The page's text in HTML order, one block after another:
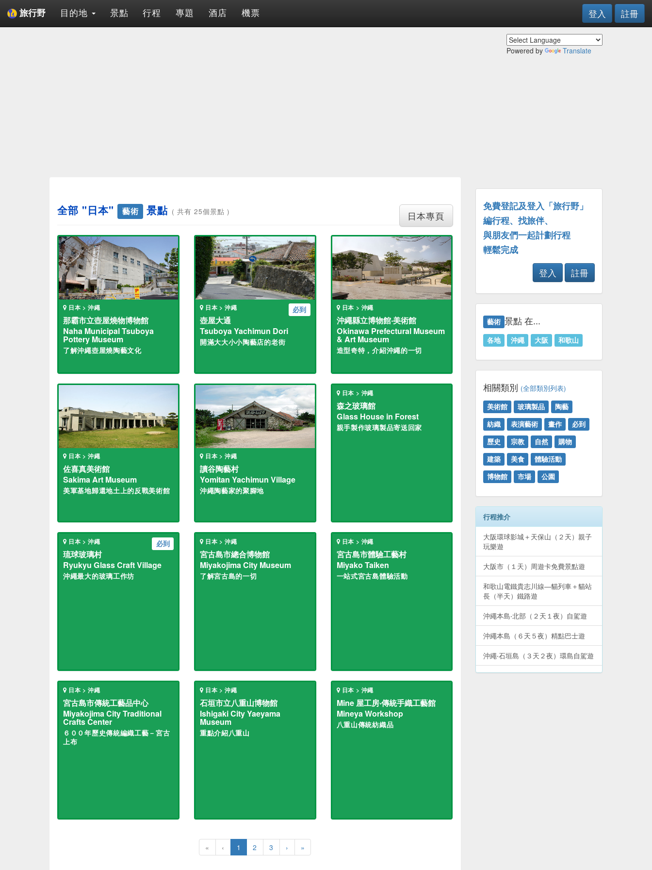
旅行野 目的地 景點 行程 專題 酒店 機票 登入 註冊
Powered by Translate
日本專頁
全部 "日本" 藝術 景點 ( 共有 25個景點 )
日本 > 沖繩
那霸市立壺屋燒物博物館
Naha Municipal Tsuboya
Pottery Museum
了解沖繩壺屋燒陶藝文化
必到
日本 > 沖繩
壺屋大通
Tsuboya Yachimun Dori
開滿大大小小陶藝店的老街
日本 > 沖繩
沖繩縣立博物館‧美術館
Okinawa Prefectural Museum
& Art Museum
造型奇特，介紹沖繩的一切
日本 > 沖繩
佐喜真美術館
Sakima Art Museum
美軍基地歸還地土上的反戰美術館
日本 > 沖繩
讀谷陶藝村
Yomitan Yachimun Village
沖繩陶藝家的聚腳地
日本 > 沖繩
森之玻璃館
Glass House in Forest
親手製作玻璃製品寄送回家
必到
日本 > 沖繩
琉球玻璃村
Ryukyu Glass Craft Village
沖繩最大的玻璃工作坊
日本 > 沖繩
宮古島市總合博物館
Miyakojima City Museum
了解宮古島的一切
日本 > 沖繩
宮古島市體驗工藝村
Miyako Taiken
一站式宮古島體驗活動
日本 > 沖繩
宮古島市傳統工藝品中心
Miyakojima City Traditional
Crafts Center
６００年歷史傳統編織工藝－宮古
上布
日本 > 沖繩
石垣市立八重山博物館
Ishigaki City Yaeyama
Museum
重點介紹八重山
日本 > 沖繩
Mine 屋工房‧傳統手織工藝館
Mineya Workshop
八重山傳統紡織品
« ‹ 1 2 3 › »
免費登記及登入「旅行野」
編行程、找旅伴、
與朋友們一起計劃行程
輕鬆完成
登入
註冊
藝術 景點 在...
各地 沖繩 大阪 和歌山
相關類別 (全部類別列表)
美術館
玻璃製品
陶藝
紡織
表演藝術 畫作
必到
歷史
宗教 自然
購物
建築
美食
體驗活動
博物館
市場 公園
行程推介
大阪環球影城＋天保山（２天）親子
玩樂遊
大阪市（１天）周遊卡免費景點遊
和歌山電鐵貴志川線—貓列車＋貓站
長（半天）鐵路遊
沖繩本島‧北部（２天１夜）自駕遊
沖繩本島（６天５夜）精點巴士遊
沖繩‧石垣島（３天２夜）環島自駕遊
大阪市新世界、阿倍野（１天）景點